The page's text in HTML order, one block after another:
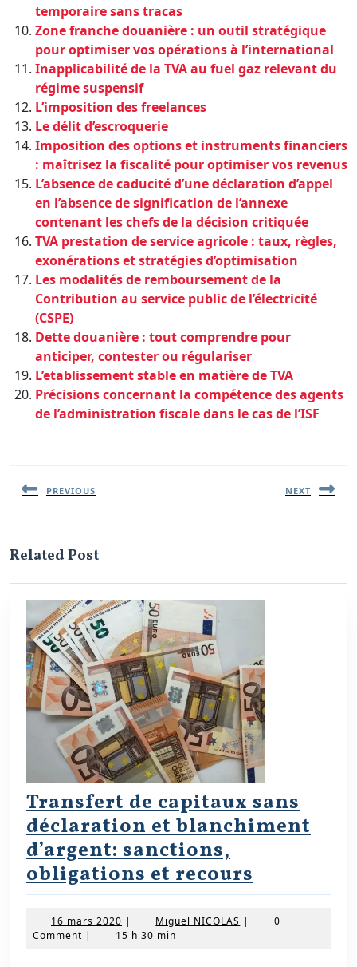
temporaire sans tracas
Zone franche douanière : un outil stratégique
pour optimiser vos opérations à l’international
Inapplicabilité de la TVA au fuel gaz relevant du
régime suspensif
L’imposition des freelances
Le délit d’escroquerie
Imposition des options et instruments financiers
: maîtrisez la fiscalité pour optimiser vos revenus
L’absence de caducité d’une déclaration d’appel
en l’absence de signification de l’annexe
contenant les chefs de la décision critiquée
TVA prestation de service agricole : taux, règles,
exonérations et stratégies d’optimisation
Les modalités de remboursement de la
Contribution au service public de l’électricité
(CSPE)
Dette douanière : tout comprendre pour
anticiper, contester ou régulariser
L’etablissement stable en matière de TVA
Précisions concernant la compétence des agents
de l’administration fiscale dans le cas de l’ISF
l’articlePREVIOUS NEXT
Related Post
Transfert de capitaux sans
déclaration et blanchiment
d’argent: sanctions,
obligations et recours
de
capitaux
16 mars 2020 16
mars
| Miguel NICOLAS Miguel
|
0
Comment | 15 h 30 min